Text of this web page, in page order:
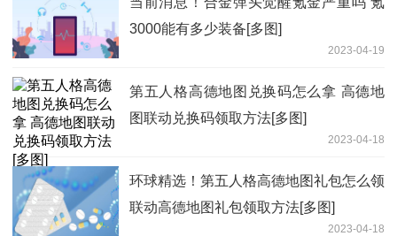
3000能有多少装备[多图]
2023-04-19
第五人格高德地图兑换码怎么拿 高德地
图联动兑换码领取方法[多图]
2023-04-18
环球精选！第五人格高德地图礼包怎么领
联动高德地图礼包领取方法[多图]
2023-04-18